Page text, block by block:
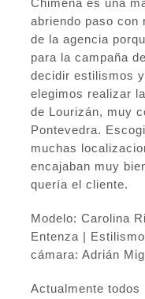
Chimena es una
abriendo paso con
de la agencia
para la campaña
decidir estilismos
elegimos realizar
de Lourizán, muy
Pontevedra.
muchas
encajaban muy
quería el cliente.
Modelo: Carolina
Entenza |
cámara: Adrián
Actualmente